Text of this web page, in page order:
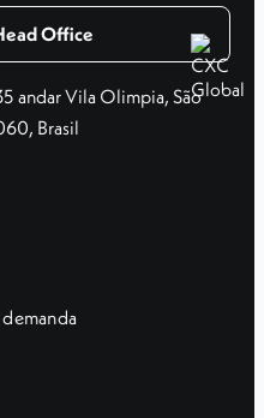
Office
andar Vila Olimpia, São
Brasil